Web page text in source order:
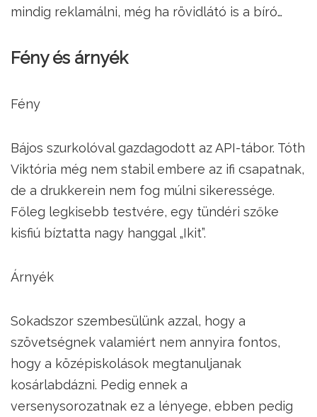
mindig reklamálni, még ha rövidlátó is a bíró…
Fény és árnyék
Fény
Bájos szurkolóval gazdagodott az API-tábor. Tóth
Viktória még nem stabil embere az ifi csapatnak,
de a drukkerein nem fog múlni sikeressége.
Főleg legkisebb testvére, egy tündéri szőke
kisfiú bíztatta nagy hanggal „Ikit”.
Árnyék
Sokadszor szembesülünk azzal, hogy a
szövetségnek valamiért nem annyira fontos,
hogy a középiskolások megtanuljanak
kosárlabdázni. Pedig ennek a
versenysorozatnak ez a lényege, ebben pedig